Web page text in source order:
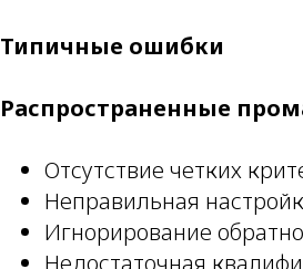
Типичные ошибки
Распространенные
Отсутствие четких
Неправильная
Игнорирование
Недостаточная